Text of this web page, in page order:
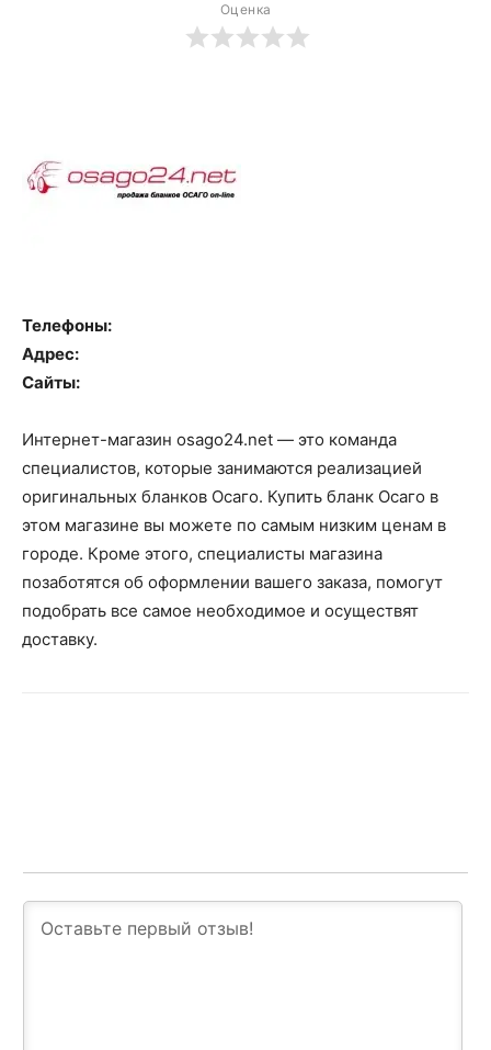
Оценка
Телефоны:
Адрес:
Сайты:
Интернет-магазин osago24.net — это команда
специалистов, которые занимаются реализацией
оригинальных бланков Осаго. Купить бланк Осаго в
этом магазине вы можете по самым низким ценам в
городе. Кроме этого, специалисты магазина
позаботятся об оформлении вашего заказа, помогут
подобрать все самое необходимое и осуществят
доставку.